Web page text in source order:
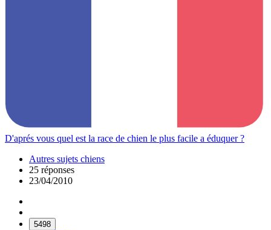
D'aprés vous quel est la race de chien le plus facile a éduquer ?
Autres sujets chiens
25 réponses
23/04/2010
5498